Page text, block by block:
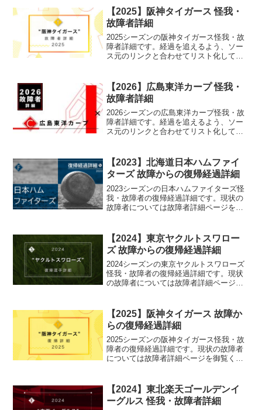
【2025】阪神タイガース 怪我・
故障者詳細
2025シーズンの阪神タイガース怪我・故
障者詳細です。経過を追えるよう、ソー
ス元のリンクと合わせてリスト化してい
【2026】広島東洋カープ 怪我・
故障者詳細
2026シーズンの広島東洋カープ怪我・故
障者詳細です。経過を追えるよう、ソー
ス元のリンクと合わせてリスト化してい
【2023】北海道日本ハムファイ
ターズ 故障からの復帰経過詳細
2023シーズンの日本ハムファイターズ怪
我・故障者の復帰経過詳細です。現状の
故障者については故障者詳細ページを御
【2024】東京ヤクルトスワロー
ズ 故障からの復帰経過詳細
2024シーズンの東京ヤクルトスワローズ
怪我・故障者の復帰経過詳細です。現状
の故障者については故障者詳細ページを
【2025】阪神タイガース 故障か
らの復帰経過詳細
2025シーズンの阪神タイガース怪我・故
障者の復帰経過詳細です。現状の故障者
については故障者詳細ページを御覧くだ
【2024】東北楽天ゴールデンイ
ーグルス 怪我・故障者詳細